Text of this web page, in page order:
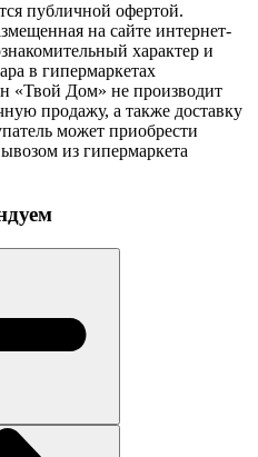
публичной офертой.
на сайте интернет-
характер и
в гипермаркетах
«Твой Дом» не производит
продажу, а также доставку
может приобрести
из гипермаркета